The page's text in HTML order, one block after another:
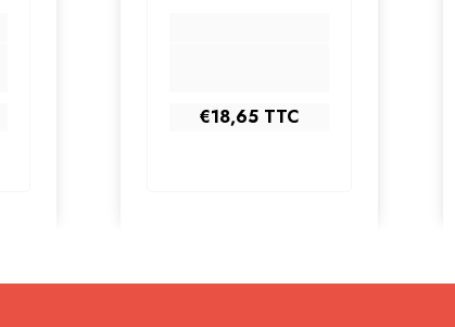
€18,65 TTC